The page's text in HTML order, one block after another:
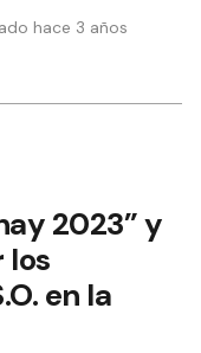
hace 3 años
2023” y
los
en la